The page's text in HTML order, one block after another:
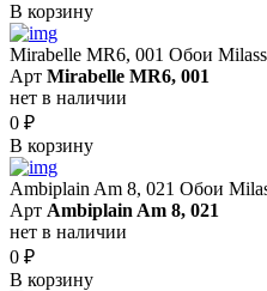
В корзину
Mirabelle MR6, 001 Обои
Арт Mirabelle MR6, 001
нет в наличии
0 ₽
В корзину
Ambiplain Am 8, 021 Обои
Арт Ambiplain Am 8, 021
нет в наличии
0 ₽
В корзину